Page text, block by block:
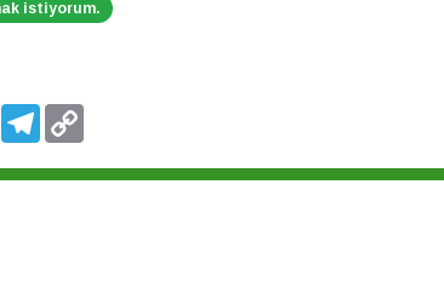
istiyorum.
WhatsApp
Telegram